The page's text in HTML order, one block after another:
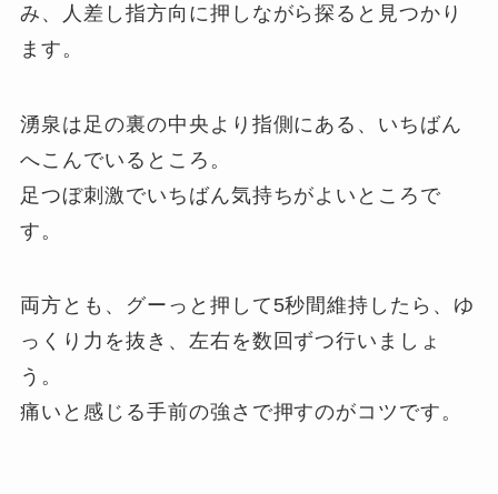
み、人差し指方向に押しながら探ると見つかり
ます。
湧泉は足の裏の中央より指側にある、いちばん
へこんでいるところ。
足つぼ刺激でいちばん気持ちがよいところで
す。
両方とも、グーっと押して5秒間維持したら、ゆ
っくり力を抜き、左右を数回ずつ行いましょ
う。
痛いと感じる手前の強さで押すのがコツです。